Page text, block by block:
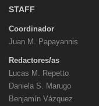
STAFF
Coordinador
Juan M. Papayannis
Redactores/as
Lucas M. Repetto
Daniela S. Marugo
Benjamín Vázquez